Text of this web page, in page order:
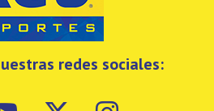
redes sociales: